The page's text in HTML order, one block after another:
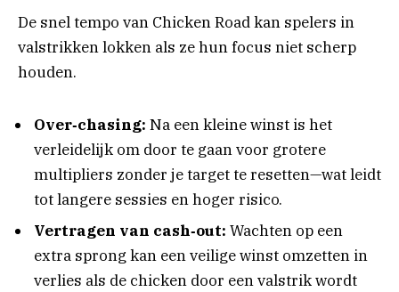
De snel tempo van Chicken Road kan spelers in
valstrikken lokken als ze hun focus niet scherp
houden.
Over‑chasing: Na een kleine winst is het
verleidelijk om door te gaan voor grotere
multipliers zonder je target te resetten—wat leidt
tot langere sessies en hoger risico.
Vertragen van cash‑out: Wachten op een
extra sprong kan een veilige winst omzetten in
verlies als de chicken door een valstrik wordt